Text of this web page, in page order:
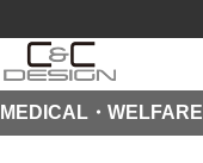
MEDICAL・WELFARE